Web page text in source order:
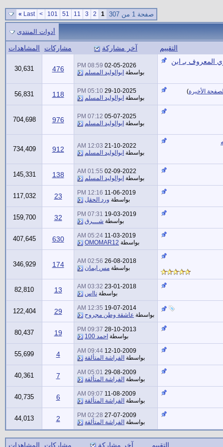
صفحة 1 من 307 1
2
3
11
51
101
>
Last
»
أدوات المنتدى
التقييم آخر مشاركة مشاركات
المشاهدات
المعروف بـ ابن
02-05-2026
08:59 PM
بواسطة ابوالوليد المسلم 476
30,631
الأخيرة)
29-10-2025
05:10 PM
بواسطة ابوالوليد المسلم 118
56,831
05-07-2025
07:12 PM
بواسطة ابوالوليد المسلم 976
704,698
21-10-2022
12:03 AM
بواسطة ابوالوليد المسلم 912
734,409
02-09-2022
01:55 AM
بواسطة ابوالوليد المسلم 138
145,331
11-06-2019
12:16 PM
بواسطة ورد الحقل 23
117,032
19-03-2019
07:31 PM
بواسطة شـــرق 32
159,700
11-03-2019
05:24 AM
بواسطة OMOMAR12
630
407,645
26-08-2018
02:56 AM
بواسطة مس ايمان 174
346,929
23-01-2018
03:32 AM
بواسطة نااس 13
82,810
19-07-2014
12:35 AM
بواسطة عاشقة وطن مجروح 29
122,404
28-10-2013
09:37 PM
بواسطة احمد 100 19
80,437
12-10-2009
09:44 AM
بواسطة الفراشة المتألقة 4
55,699
29-08-2009
05:01 AM
بواسطة الفراشة المتألقة 7
40,361
11-08-2009
09:07 AM
بواسطة الفراشة المتألقة 6
40,735
27-07-2009
02:28 PM
بواسطة الفراشة المتألقة 2
44,013
التقييم آخر مشاركة مشاركات المشاهدات